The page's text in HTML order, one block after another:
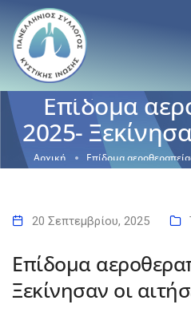
Επίδομα
2025-
Αρχική Επίδομα
20 Σεπτεμβρίου, 2025
Επίδομα
Ξεκίνησαν οι